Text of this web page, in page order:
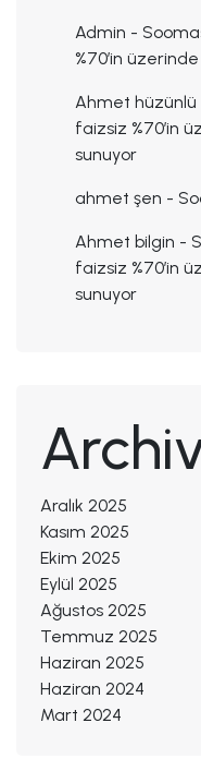
Admin -
%70’in
Ahmet hüzünlü
faizsiz %70’in
sunuyor
ahmet şen -
Ahmet bilgin -
faizsiz %70’in
sunuyor
Aralık 2025
Kasım 2025
Ekim 2025
Eylül 2025
Ağustos 2025
Temmuz 2025
Haziran 2025
Haziran 2024
Mart 2024